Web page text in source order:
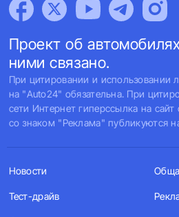
Проект об
ними связано.
При цитировании и использовании
на "Auto24" обязательна. При
сети Интернет гиперссылка на
со знаком "Реклама" публикуются
Новости
Тест-драйв